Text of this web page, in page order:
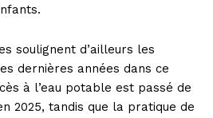
soulignent d’ailleurs les
dernières années dans ce
à l’eau potable est passé de
2025, tandis que la pratique de